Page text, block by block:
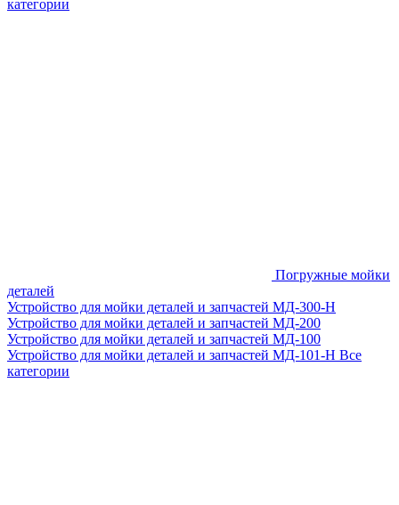
категории
Погружные мойки
деталей
Устройство для мойки деталей и запчастей МД-300-H
Устройство для мойки деталей и запчастей МД-200
Устройство для мойки деталей и запчастей МД-100
Устройство для мойки деталей и запчастей МД-101-Н Все
категории